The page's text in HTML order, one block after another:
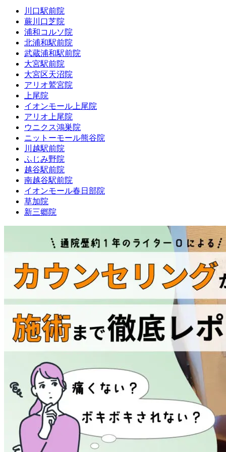
川口駅前院
蕨川口芝院
浦和コルソ院
北浦和駅前院
武蔵浦和駅前院
大宮駅前院
大宮区天沼院
アリオ鷲宮院
上尾院
イオンモール上尾院
アリオ上尾院
ウニクス鴻巣院
ニットーモール熊谷院
川越駅前院
ふじみ野院
越谷駅前院
南越谷駅前院
イオンモール春日部院
草加院
新三郷院